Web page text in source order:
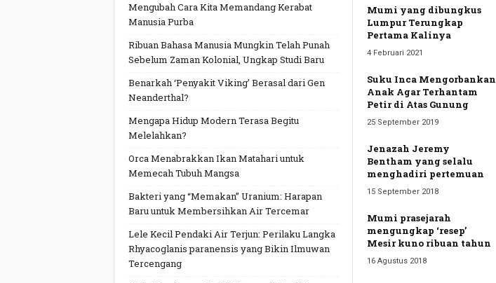
Mumi yang dibungkus
Lumpur Terungkap
Pertama Kalinya
4 Februari 2021
Suku Inca Mengorbankan
Anak Agar Terhantam
Petir di Atas Gunung
25 September 2019
Jenazah Jeremy
Bentham yang selalu
menghadiri pertemuan
15 September 2018
Mumi prasejarah
mengungkap ‘resep’
Mesir kuno ribuan tahun
16 Agustus 2018
Mengubah Cara Kita Memandang Kerabat
Manusia Purba
Ribuan Bahasa Manusia Mungkin Telah Punah
Sebelum Zaman Kolonial, Ungkap Studi Baru
Benarkah ‘Penyakit Viking’ Berasal dari Gen
Neanderthal?
Mengapa Hidup Modern Terasa Begitu
Melelahkan?
Orca Menabrakkan Ikan Matahari untuk
Memecah Tubuh Mangsa
Bakteri yang “Memakan” Uranium: Harapan
Baru untuk Membersihkan Air Tercemar
Lele Kecil Pendaki Air Terjun: Perilaku Langka
Rhyacoglanis paranensis yang Bikin Ilmuwan
Tercengang